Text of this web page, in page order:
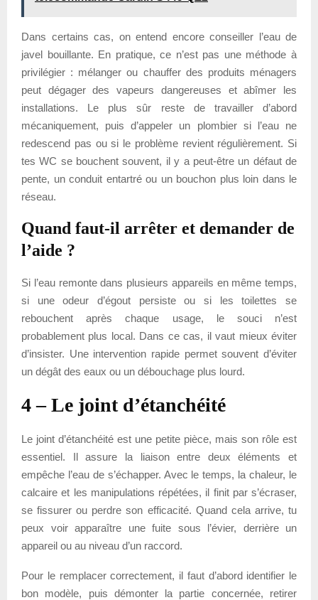
Dans certains cas, on entend encore conseiller l’eau de
javel bouillante. En pratique, ce n’est pas une méthode à
privilégier : mélanger ou chauffer des produits ménagers
peut dégager des vapeurs dangereuses et abîmer les
installations. Le plus sûr reste de travailler d’abord
mécaniquement, puis d’appeler un plombier si l’eau ne
redescend pas ou si le problème revient régulièrement. Si
tes WC se bouchent souvent, il y a peut-être un défaut de
pente, un conduit entartré ou un bouchon plus loin dans le
réseau.
Quand faut-il arrêter et demander de
l’aide ?
Si l’eau remonte dans plusieurs appareils en même temps,
si une odeur d’égout persiste ou si les toilettes se
rebouchent après chaque usage, le souci n’est
probablement plus local. Dans ce cas, il vaut mieux éviter
d’insister. Une intervention rapide permet souvent d’éviter
un dégât des eaux ou un débouchage plus lourd.
4 – Le joint d’étanchéité
Le joint d’étanchéité est une petite pièce, mais son rôle est
essentiel. Il assure la liaison entre deux éléments et
empêche l’eau de s’échapper. Avec le temps, la chaleur, le
calcaire et les manipulations répétées, il finit par s’écraser,
se fissurer ou perdre son efficacité. Quand cela arrive, tu
peux voir apparaître une fuite sous l’évier, derrière un
appareil ou au niveau d’un raccord.
Pour le remplacer correctement, il faut d’abord identifier le
bon modèle, puis démonter la partie concernée, retirer